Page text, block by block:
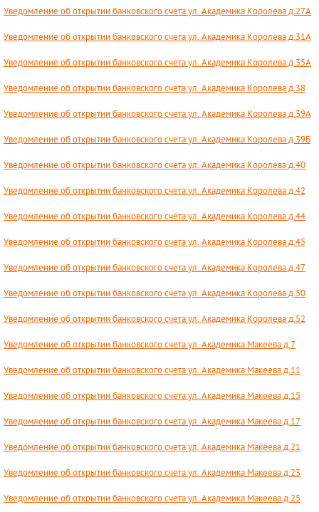
Уведомление об открытии банковского счета ул. Академика Королева д.27А
Уведомление об открытии банковского счета ул. Академика Королева д.31А
Уведомление об открытии банковского счета ул. Академика Королева д.35А
Уведомление об открытии банковского счета ул. Академика Королева д.38
Уведомление об открытии банковского счета ул. Академика Королева д.39А
Уведомление об открытии банковского счета ул. Академика Королева д.39Б
Уведомление об открытии банковского счета ул. Академика Королева д.40
Уведомление об открытии банковского счета ул. Академика Королева д.42
Уведомление об открытии банковского счета ул. Академика Королева д.44
Уведомление об открытии банковского счета ул. Академика Королева д.45
Уведомление об открытии банковского счета ул. Академика Королева д.47
Уведомление об открытии банковского счета ул. Академика Королева д.50
Уведомление об открытии банковского счета ул. Академика Королева д.52
Уведомление об открытии банковского счета ул. Академика Макеева д.7
Уведомление об открытии банковского счета ул. Академика Макеева д.11
Уведомление об открытии банковского счета ул. Академика Макеева д.15
Уведомление об открытии банковского счета ул. Академика Макеева д.17
Уведомление об открытии банковского счета ул. Академика Макеева д.21
Уведомление об открытии банковского счета ул. Академика Макеева д.23
Уведомление об открытии банковского счета ул. Академика Макеева д.25